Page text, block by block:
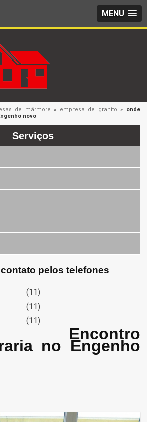
MENU
de mármore» empresa de granito»
onde
novo
Serviços
pelos telefones
(11)
(11)
(11)
Encontro
no Engenho